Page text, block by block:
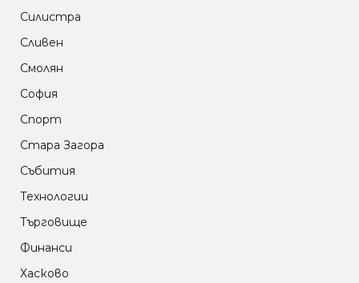
Силистра
Сливен
Смолян
София
Спорт
Стара Загора
Събития
Технологии
Търговище
Финанси
Хасково